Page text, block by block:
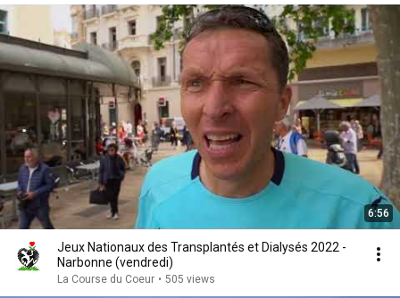
6:56
Jeux Nationaux des Transplantés et Dialysés 2022 -
Narbonne (vendredi)
La Course du Coeur • 505 views